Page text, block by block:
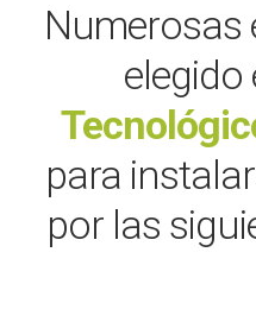
Numerosas
elegido
para
por las